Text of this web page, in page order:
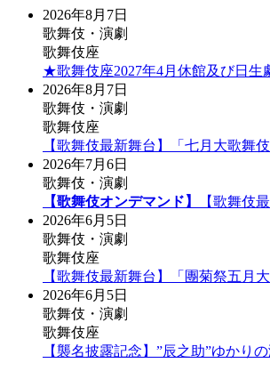
2026年8月7日
歌舞伎・演劇
歌舞伎座
★歌舞伎座2027年4月休館及び日生
2026年8月7日
歌舞伎・演劇
歌舞伎座
【歌舞伎最新舞台】「七月大歌舞
2026年7月6日
歌舞伎・演劇
【歌舞伎オンデマンド】
【歌舞伎
2026年6月5日
歌舞伎・演劇
歌舞伎座
【歌舞伎最新舞台】「團菊祭五月
2026年6月5日
歌舞伎・演劇
歌舞伎座
【襲名披露記念】”辰之助”ゆかり